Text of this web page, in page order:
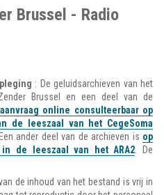
Brussel - Radio
: De geluidsarchieven van het
Brussel en een deel van de
online consulteerbaar op
de leeszaal van het CegeSoma
ander deel van de archieven is op
in de leeszaal van het ARA2 . De
de inhoud van het bestand is vrij in